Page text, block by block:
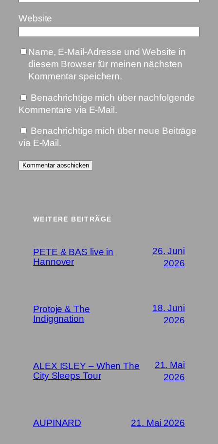
Website
Name, E-Mail-Adresse und Website in
diesem Browser für meinen nächsten
Kommentar speichern.
Benachrichtige mich über nachfolgende
Kommentare via E-Mail.
Benachrichtige mich über neue Beiträge
via E-Mail.
WEITERE BEITRÄGE
PETE & BAS live in
Hannover
26. Juni
2026
Protoje & The
Indiggnation
18. Juni
2026
ALEX ISLEY – When The
City Sleeps Tour
21. Mai
2026
AUPINARD 21. Mai 2026